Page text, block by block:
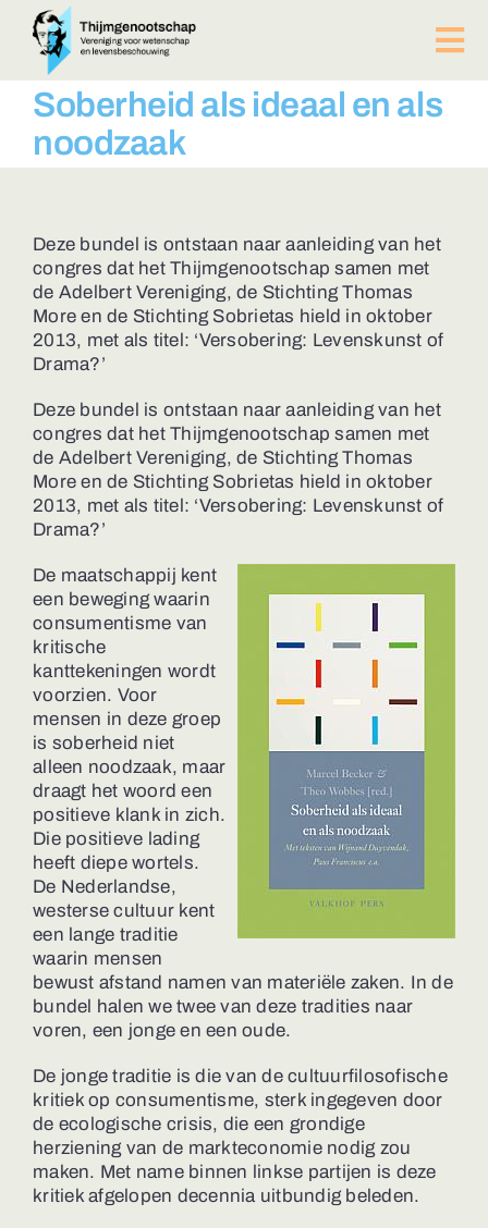
naar
inhoud
BIJEENKOMSTEN
ACTUEEL
Lid worden?
Contact
ZOEKEN
NAAR:
Soberheid als ideaal en als
noodzaak
Deze bundel is ontstaan naar aanleiding van het
congres dat het Thijmgenootschap samen met
de Adelbert Vereniging, de Stichting Thomas
More en de Stichting Sobrietas hield in oktober
2013, met als titel: ‘Versobering: Levenskunst of
Drama?’
Deze bundel is ontstaan naar aanleiding van het
congres dat het Thijmgenootschap samen met
de Adelbert Vereniging, de Stichting Thomas
More en de Stichting Sobrietas hield in oktober
2013, met als titel: ‘Versobering: Levenskunst of
Drama?’
De maatschappij kent
een beweging waarin
consumentisme van
kritische
kanttekeningen wordt
voorzien. Voor
mensen in deze groep
is soberheid niet
alleen noodzaak, maar
draagt het woord een
positieve klank in zich.
Die positieve lading
heeft diepe wortels.
De Nederlandse,
westerse cultuur kent
een lange traditie
waarin mensen
bewust afstand namen van materiële zaken. In de
bundel halen we twee van deze tradities naar
voren, een jonge en een oude.
De jonge traditie is die van de cultuurfilosofische
kritiek op consumentisme, sterk ingegeven door
de ecologische crisis, die een grondige
herziening van de markteconomie nodig zou
maken. Met name binnen linkse partijen is deze
kritiek afgelopen decennia uitbundig beleden.